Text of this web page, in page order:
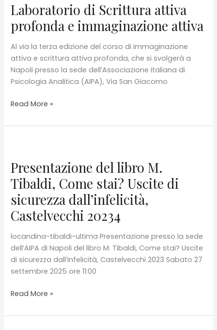
Laboratorio di Scrittura attiva
profonda e immaginazione attiva
Al via la terza edizione del corso di immaginazione
attiva e scrittura attiva profonda, che si svolgerà a
Napoli presso la sede dell’Associazione Italiana di
Psicologia Analitica (AIPA), Via San Giacomo
Laboratorio
Scrittura
e
immaginazione
attiva
Read More »
Presentazione del libro M.
Tibaldi, Come stai? Uscite di
sicurezza dall’infelicità,
Castelvecchi 20234
locandina-tibaldi-ultima Presentazione presso la sede
dell’AIPA di Napoli del libro M. Tibaldi, Come stai? Uscite
di sicurezza dall’infelicità, Castelvecchi 2023 Sabato 27
settembre 2025 ore 11:00
Presentazione
libro
Read More »